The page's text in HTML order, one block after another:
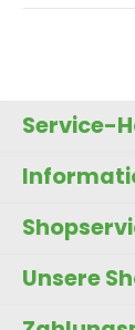
Service-
Unsere